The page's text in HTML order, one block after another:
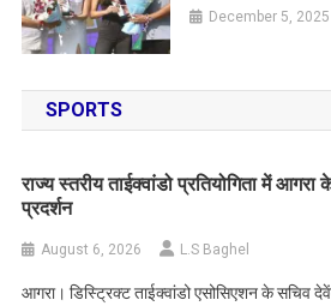
December 5, 2025
SPORTS
राज्य स्तरीय ताईक्वांडो प्रतियोगिता में आगरा
प्रदर्शन
August 6, 2026 L.S Baghel
आगरा। डिस्ट्रिक्ट ताईक्वांडो एसोसिएशन के सचिव